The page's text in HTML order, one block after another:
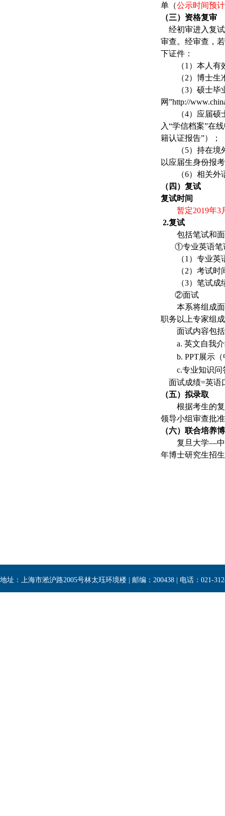
单（公示时间预计
（三）资格复审
经初审进入复试
审查。经审查，
下证件：
（1 ）本人有
（2）博士生
（3）硕士毕
网”http://
（4）应届硕
入“学信档案”在
籍认证报告”）；
（5）持在境
以应届生身份报
（6）相关外
（四）复试
复试时间
暂定2019年3
2.复试
包括笔试和
①专业英语笔
（1 ）专业英
（2）考试时
（3）笔试成
②面试
本系将组成
职务以上专家组
面试内容包
a. 英文自我
b. PPT展示
c.专业知识问
面试成绩=英语
（五）拟录取
根据考生的
领导小组审查批
（六）联合培养
复旦大学—
年博士研究生招
地址：上海市淞沪路2005号林太珏环境楼 | 邮编：200438 | 电话：021-